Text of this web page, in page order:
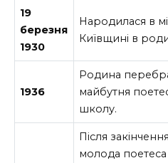
19
березня
1930
Народилася в
Київщині в
1936
Родина
майбутня
школу.
Після
молода поетеса